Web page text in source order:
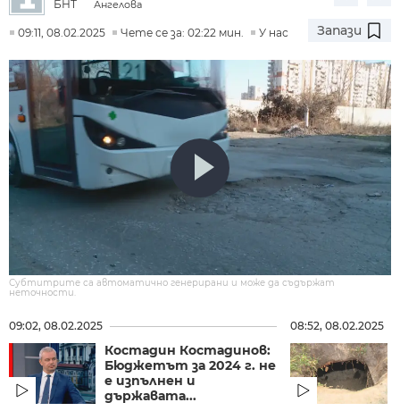
БНТ
Ангелова
09:11, 08.02.2025 Чете се за: 02:22 мин. У нас Запази
Субтитрите са автоматично генерирани и може да съдържат
неточности.
09:02, 08.02.2025
Костадин Костадинов:
Бюджетът за 2024 г. не
е изпълнен и
държавата...
08:52, 08.02.2025